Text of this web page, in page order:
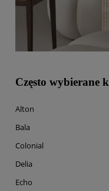
Często wybierane
Alton
Bala
Colonial
Delia
Echo